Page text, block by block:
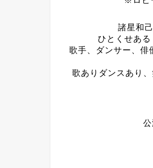
諸星和
ひとくせあ
歌手、ダンサー、
歌ありダンスあり